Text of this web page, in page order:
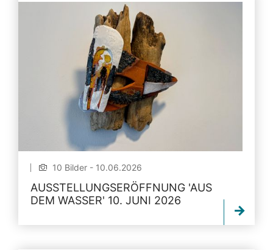
10 Bilder - 10.06.2026
AUSSTELLUNGSERÖFFNUNG 'AUS
DEM WASSER' 10. JUNI 2026